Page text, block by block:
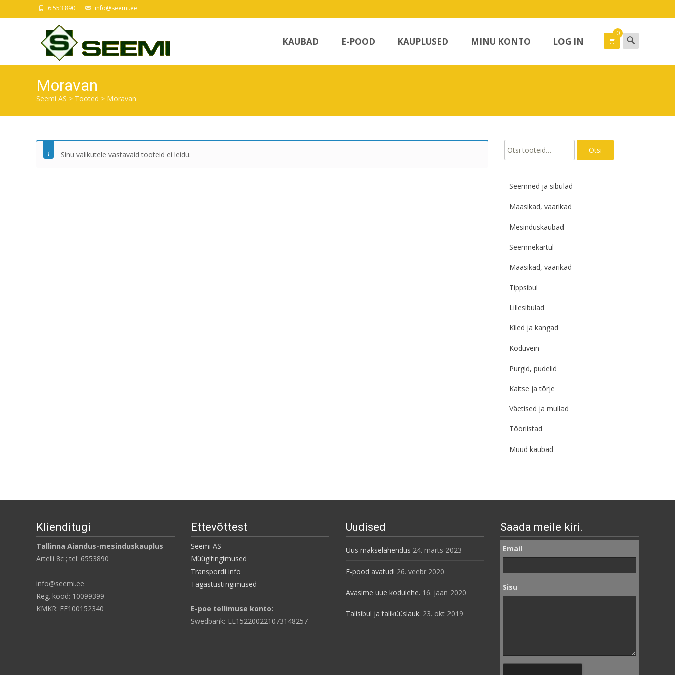
6 553 890 info@seemi.ee
KAUBAD E-POOD KAUPLUSED MINU KONTO LOG IN
0 Search
for:
Moravan
Seemi AS > Tooted > Moravan
Sinu valikutele vastavaid tooteid ei leidu.
Otsi: Otsi
Seemned ja sibulad
Maasikad, vaarikad
Mesinduskaubad
Seemnekartul
Maasikad, vaarikad
Tippsibul
Lillesibulad
Kiled ja kangad
Koduvein
Purgid, pudelid
Kaitse ja tõrje
Väetised ja mullad
Tööriistad
Muud kaubad
Klienditugi
Tallinna Aiandus-mesinduskauplus
Artelli 8c ; tel: 6553890
info@seemi.ee
Reg. kood: 10099399
KMKR: EE100152340
Ettevõttest
Seemi AS
Müügitingimused
Transpordi info
Tagastustingimused
E-poe tellimuse konto:
Swedbank: EE152200221073148257
Uudised
Uus makselahendus 24. märts 2023
E-pood avatud! 26. veebr 2020
Avasime uue kodulehe. 16. jaan 2020
Talisibul ja taliküüslauk. 23. okt 2019
Saada meile kiri.
Email
Sisu